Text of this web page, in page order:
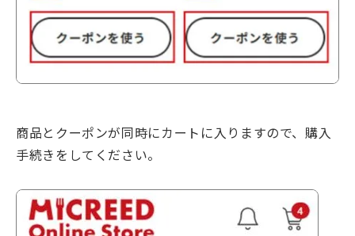
商品とクーポンが同時にカートに入りますので、購入
手続きをしてください。